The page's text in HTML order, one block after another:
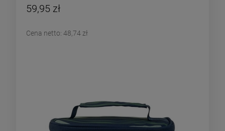
59,95 zł
Cena netto: 48,74 zł